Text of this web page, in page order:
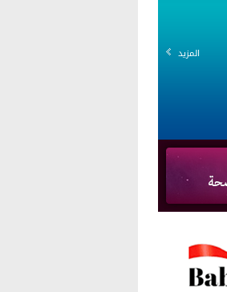
المزيد